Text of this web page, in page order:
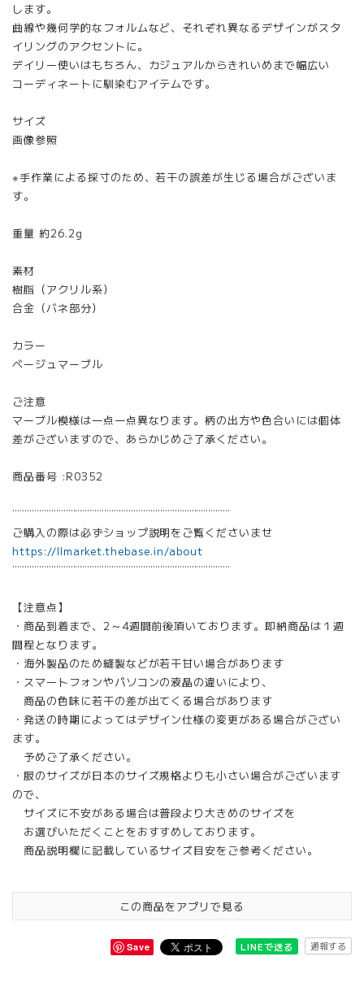
します。
曲線や幾何学的なフォルムなど、それぞれ異なるデザインがスタ
イリングのアクセントに。
デイリー使いはもちろん、カジュアルからきれいめまで幅広い
コーディネートに馴染むアイテムです。
サイズ
画像参照
※手作業による採寸のため、若干の誤差が生じる場合がございま
す。
重量 約26.2g
素材
樹脂（アクリル系）
合金（バネ部分）
カラー
ベージュマーブル
ご注意
マーブル模様は一点一点異なります。柄の出方や色合いには個体
差がございますので、あらかじめご了承ください。
商品番号 :R0352
¨¨¨¨¨¨¨¨¨¨¨¨¨¨¨¨¨¨¨¨¨¨¨¨¨¨¨¨¨¨¨¨¨¨¨¨¨¨¨¨¨¨¨¨¨
ご購入の際は必ずショップ説明をご覧くださいませ
https://llmarket.thebase.in/about
¨¨¨¨¨¨¨¨¨¨¨¨¨¨¨¨¨¨¨¨¨¨¨¨¨¨¨¨¨¨¨¨¨¨¨¨¨¨¨¨¨¨¨¨¨
【注意点】
・商品到着まで、2～4週間前後頂いております。即納商品は１週
間程となります。
・海外製品のため縫製などが若干甘い場合があります
・スマートフォンやパソコンの液晶の違いにより、
商品の色味に若干の差が出てくる場合があります
・発送の時期によってはデザイン仕様の変更がある場合がござい
ます。
予めご了承ください。
・服のサイズが日本のサイズ規格よりも小さい場合がございます
ので、
サイズに不安がある場合は普段より大きめのサイズを
お選びいただくことをおすすめしております。
商品説明欄に記載しているサイズ目安をご参考ください。
この商品をアプリで見る
Save LINEで送る 通報する